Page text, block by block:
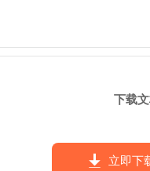
下载
立即下